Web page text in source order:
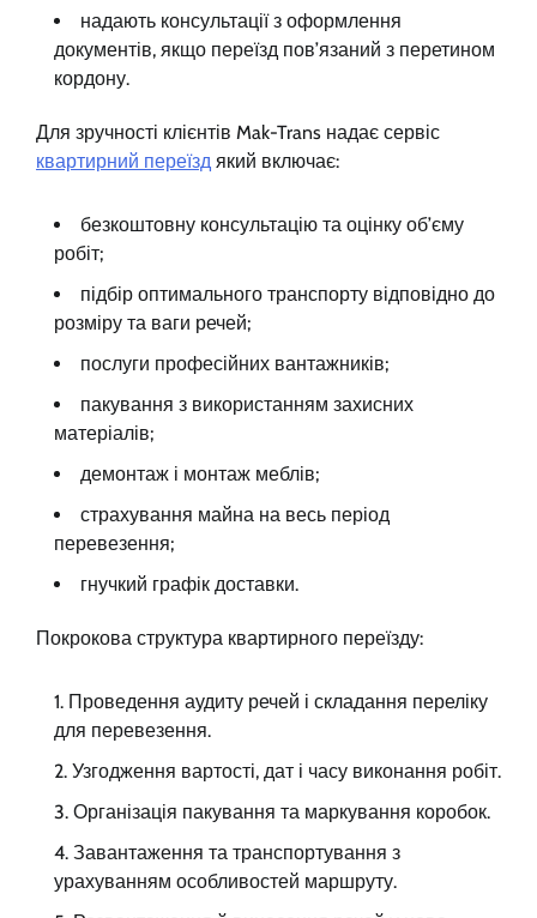
надають консультації з оформлення
документів, якщо переїзд пов’язаний з перетином
кордону.
Для зручності клієнтів Mak-Trans надає сервіс
квартирний переїзд який включає:
безкоштовну консультацію та оцінку об’єму
робіт;
підбір оптимального транспорту відповідно до
розміру та ваги речей;
послуги професійних вантажників;
пакування з використанням захисних
матеріалів;
демонтаж і монтаж меблів;
страхування майна на весь період
перевезення;
гнучкий графік доставки.
Покрокова структура квартирного переїзду:
Проведення аудиту речей і складання переліку
для перевезення.
Узгодження вартості, дат і часу виконання робіт.
Організація пакування та маркування коробок.
Завантаження та транспортування з
урахуванням особливостей маршруту.